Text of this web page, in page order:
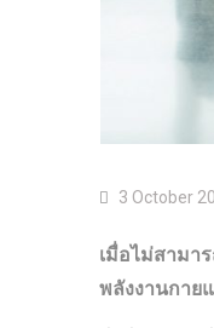
3 October
เมื่อไม่สามา
พลังงานกาย